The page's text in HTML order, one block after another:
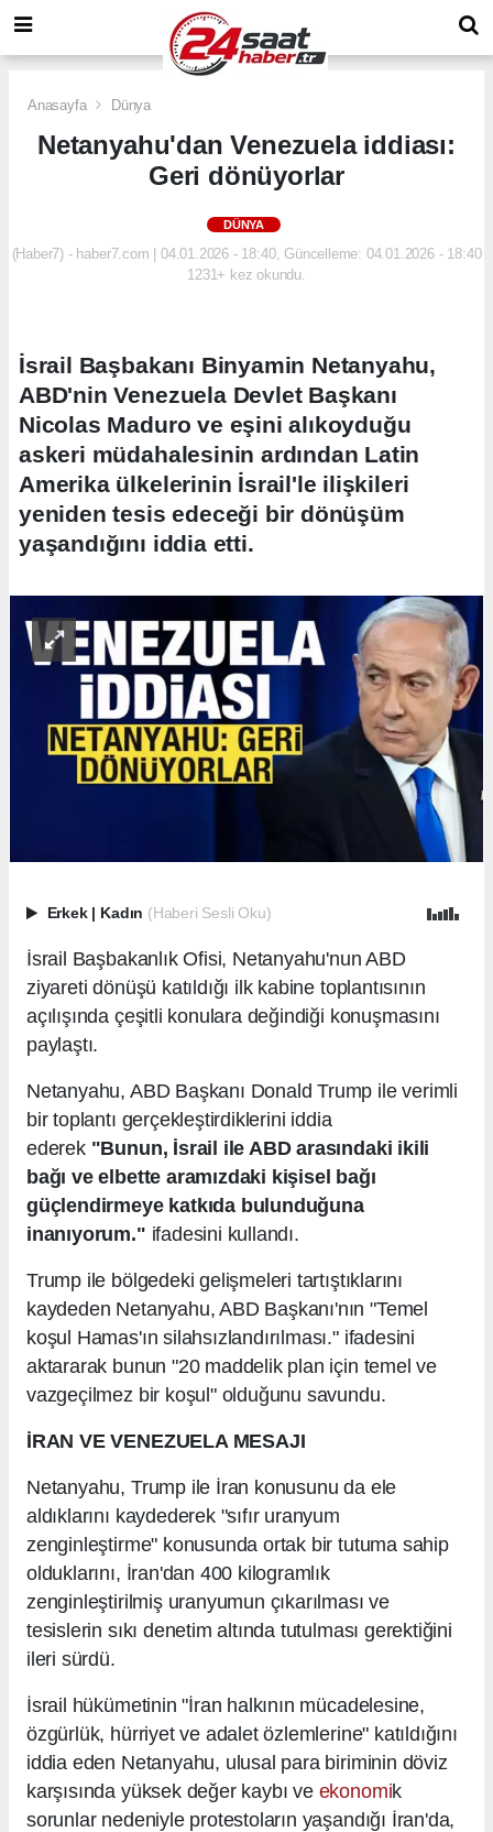
Anasayfa Dünya
Netanyahu'dan Venezuela iddiası:
Geri dönüyorlar
DÜNYA
(Haber7) - haber7.com | 04.01.2026 - 18:40, Güncelleme: 04.01.2026 - 18:40
1231+ kez okundu.
İsrail Başbakanı Binyamin Netanyahu,
ABD'nin Venezuela Devlet Başkanı
Nicolas Maduro ve eşini alıkoyduğu
askeri müdahalesinin ardından Latin
Amerika ülkelerinin İsrail'le ilişkileri
yeniden tesis edeceği bir dönüşüm
yaşandığını iddia etti.
Erkek | Kadın (Haberi Sesli Oku)
İsrail Başbakanlık Ofisi, Netanyahu'nun ABD
ziyareti dönüşü katıldığı ilk kabine toplantısının
açılışında çeşitli konulara değindiği konuşmasını
paylaştı.
Netanyahu, ABD Başkanı Donald Trump ile verimli
bir toplantı gerçekleştirdiklerini iddia
ederek"Bunun, İsrail ile ABD arasındaki ikili
bağı ve elbette aramızdaki kişisel bağı
güçlendirmeye katkıda bulunduğuna
inanıyorum." ifadesini kullandı.
Trump ile bölgedeki gelişmeleri tartıştıklarını
kaydeden Netanyahu, ABD Başkanı'nın "Temel
koşul Hamas'ın silahsızlandırılması." ifadesini
aktararak bunun "20 maddelik plan için temel ve
vazgeçilmez bir koşul" olduğunu savundu.
İRAN VE VENEZUELA MESAJI
Netanyahu, Trump ile İran konusunu da ele
aldıklarını kaydederek "sıfır uranyum
zenginleştirme" konusunda ortak bir tutuma sahip
olduklarını, İran'dan 400 kilogramlık
zenginleştirilmiş uranyumun çıkarılması ve
tesislerin sıkı denetim altında tutulması gerektiğini
ileri sürdü.
İsrail hükümetinin "İran halkının mücadelesine,
özgürlük, hürriyet ve adalet özlemlerine" katıldığını
iddia eden Netanyahu, ulusal para biriminin döviz
karşısında yüksek değer kaybı ve ekonomik
sorunlar nedeniyle protestoların yaşandığı İran'da,